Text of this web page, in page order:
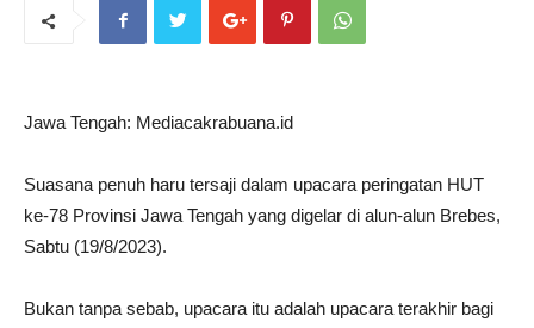
Jawa Tengah: Mediacakrabuana.id
Suasana penuh haru tersaji dalam upacara peringatan HUT
ke-78 Provinsi Jawa Tengah yang digelar di alun-alun Brebes,
Sabtu (19/8/2023).
Bukan tanpa sebab, upacara itu adalah upacara terakhir bagi